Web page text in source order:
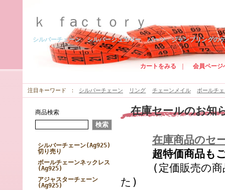
ｋ ｆaｃｔｏｒｙ
シルバーチェーン シルバージュエリー パーツ ジャンプリングの
カートをみる 会員ページ
注目キーワード シルバーチェーン リング チェーンメイル ボールチ
商品検索
シルバーチェーン(Ag925)
切り売り
ボールチェーンネックレス
(Ag925)
アジャスターチェーン
(Ag925)
在庫セールのお知
在庫商品のセ
超特価商品もご
(定価販売の商品
た)